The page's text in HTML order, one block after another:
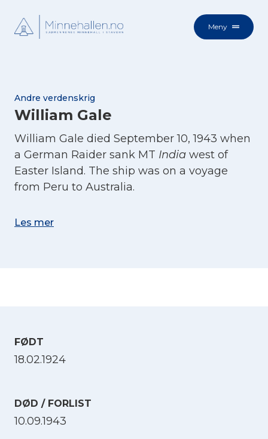
Meny
Andre verdenskrig
William Gale
William Gale died September 10, 1943 when
a German Raider sank MT India west of
Easter Island. The ship was on a voyage
from Peru to Australia.
Les mer
FØDT
18.02.1924
DØD / FORLIST
10.09.1943